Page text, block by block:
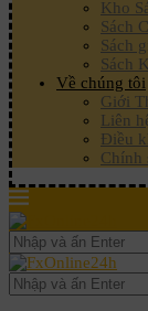
Kho
Sách
Sách
Sách
Về chúng tôi
Giới
Liên
Điều
Chính